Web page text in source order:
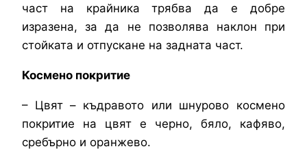
част на крайника трябва да е добре
изразена, за да не позволява наклон при
стойката и отпускане на задната част.
Космено покритие
– Цвят – къдравото или шнурово космено
покритие на цвят е черно, бяло, кафяво,
сребърно и оранжево.